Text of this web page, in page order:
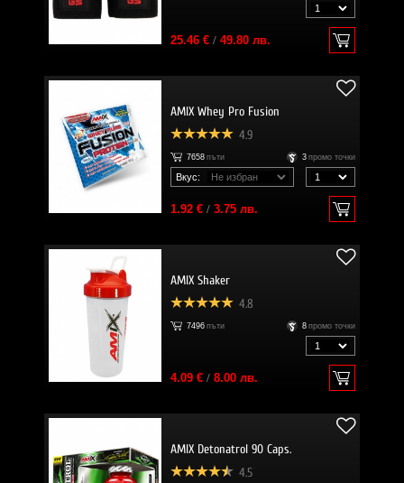
25.46 €/ 49.80 лв.
AMIX Whey Pro Fusion
4.9
7658 пъти 3 промо точки
Вкус:
1.92 €/ 3.75 лв.
AMIX Shaker
4.8
7496 пъти 8 промо точки
4.09 €/ 8.00 лв.
AMIX Detonatrol 90 Caps.
4.5